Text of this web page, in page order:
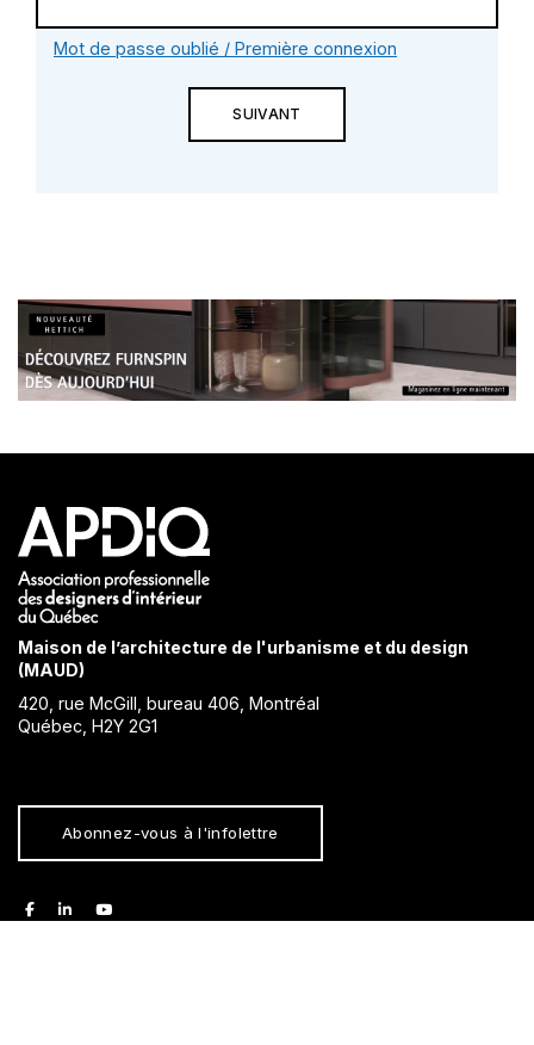
Mot de passe oublié / Première connexion
Maison de l’architecture de l'urbanisme et du design
(MAUD)
420, rue McGill, bureau 406, Montréal
Québec, H2Y 2G1
Abonnez-vous à l'infolettre
facebooklinkedinyoutube